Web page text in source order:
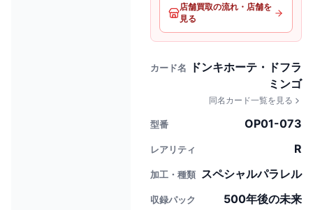
店舗買取の流れ・店舗を
見る
カード名
ドンキホーテ・ドフラ
ミンゴ
同名カード一覧を見る
型番 OP01-073
レアリティ R
加工・種類 スペシャルパラレル
収録パック
500年後の未来